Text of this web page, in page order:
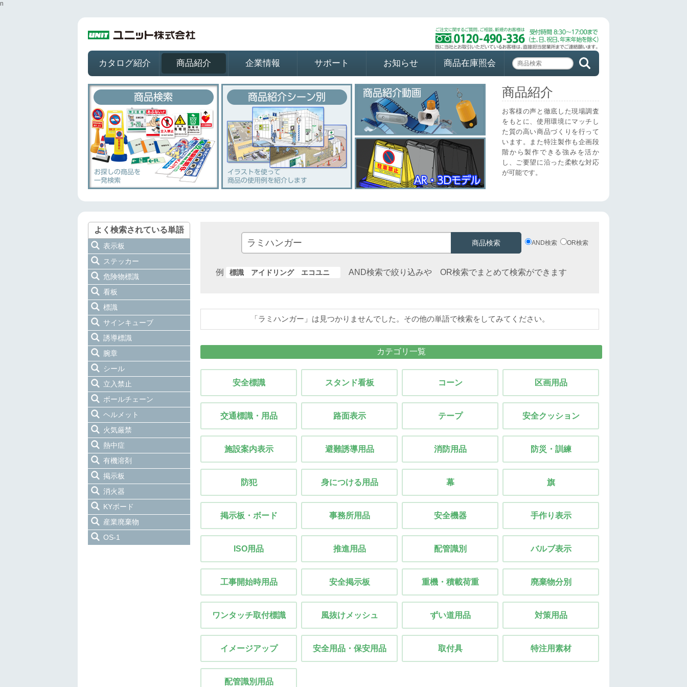
n
カタログ紹介 商品紹介 企業情報 サポート お知らせ 商品在庫照会
商品紹介
お客様の声と徹底した現場調査
をもとに、使用環境にマッチし
た質の高い商品づくりを行って
います。また特注製作も企画段
階から製作できる強みを活か
し、ご要望に沿った柔軟な対応
が可能です。
よく検索されている単語
表示板
ステッカー
危険物標識
看板
標識
サインキューブ
誘導標識
腕章
シール
立入禁止
ボールチェーン
ヘルメット
火気厳禁
熱中症
有機溶剤
掲示板
消火器
KYボード
産業廃棄物
OS-1
AND検索 OR検索
例 標識 アイドリング エコユニ AND検索で絞り込みや OR検索でまとめて検索ができます
「ラミハンガー」は見つかりませんでした。その他の単語で検索をしてみてください。
カテゴリ一覧
安全標識 スタンド看板 コーン 区画用品
交通標識・用品 路面表示 テープ 安全クッション
施設案内表示 避難誘導用品 消防用品 防災・訓練
防犯 身につける用品 幕 旗
掲示板・ボード 事務所用品 安全機器 手作り表示
ISO用品 推進用品 配管識別 バルブ表示
工事開始時用品 安全掲示板 重機・積載荷重 廃棄物分別
ワンタッチ取付標識 風抜けメッシュ ずい道用品 対策用品
イメージアップ 安全用品・保安用品 取付具 特注用素材
配管識別用品